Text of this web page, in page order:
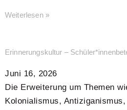
Weiterlesen »
Erinnerungskultur –
Juni 16, 2026
Die Erweiterung um Themen
Kolonialismus,